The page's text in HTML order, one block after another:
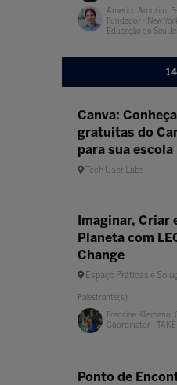
Americo Amorim,
Fundador - New
Educação do Seu
Canva:
gratuitas do
para sua escola
Tech User Labs
Imaginar, Criar
Planeta com
Change
Espaço Práticas e
Palestrante(s)
Francine Kliemann,
Coordinator -
Ponto de